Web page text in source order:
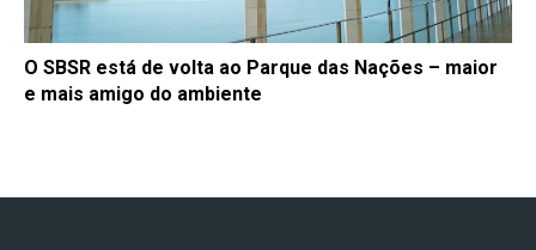
O SBSR está de volta ao Parque das Nações – maior
e mais amigo do ambiente